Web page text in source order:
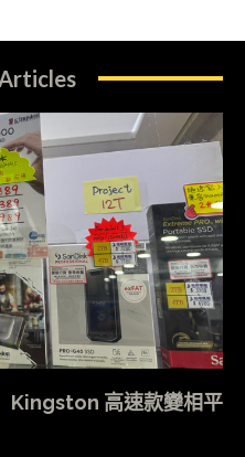
Kingston 高速款變相平